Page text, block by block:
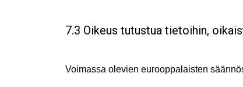
7.3 Oikeus tutustua tietoihin,
Voimassa olevien eurooppalaisten